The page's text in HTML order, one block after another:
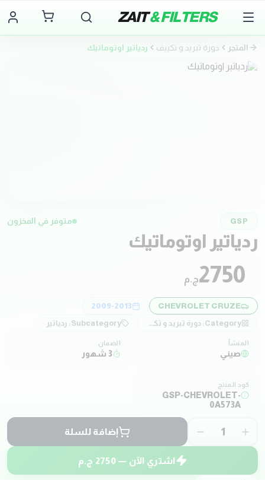
ZAIT& FILTERS
المتجر دورة تبريد و تكييف ردياتير اوتوماتيك
GSP متوفر في المخزون
ردياتير اوتوماتيك
2750ج.م
CHEVROLET CRUZE
2009-2013
Category: دورة تبريد و تكييف Subcategory: ردياتير
المنشأ
صيني
الضمان
3 شهور
كود المنتج
GSP-CHEVROLET-
0A573A
1 إضافة للسلة
اشتري الآن —2750 ج.م